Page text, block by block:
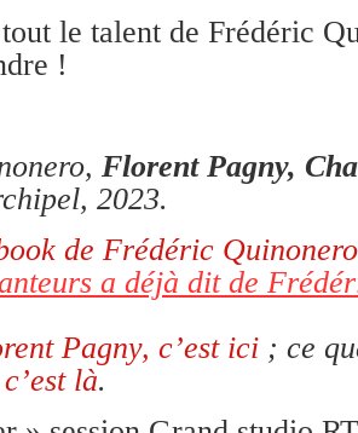
le talent de Frédéric
!
Florent Pagny,
2023.
de Frédéric
a déjà dit de
Pagny, c’est ici ; ce
là.